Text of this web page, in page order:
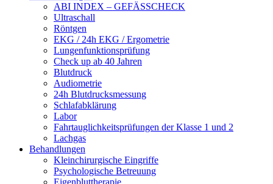
ABI INDEX – GEFÄSSCHECK
Ultraschall
Röntgen
EKG / 24h EKG / Ergometrie
Lungenfunktionsprüfung
Check up ab 40 Jahren
Blutdruck
Audiometrie
24h Blutdrucksmessung
Schlafabklärung
Labor
Fahrtauglichkeitsprüfungen der Klasse 1 und 2
Lachgas
Behandlungen
Kleinchirurgische Eingriffe
Psychologische Betreuung
Eigenbluttherapie